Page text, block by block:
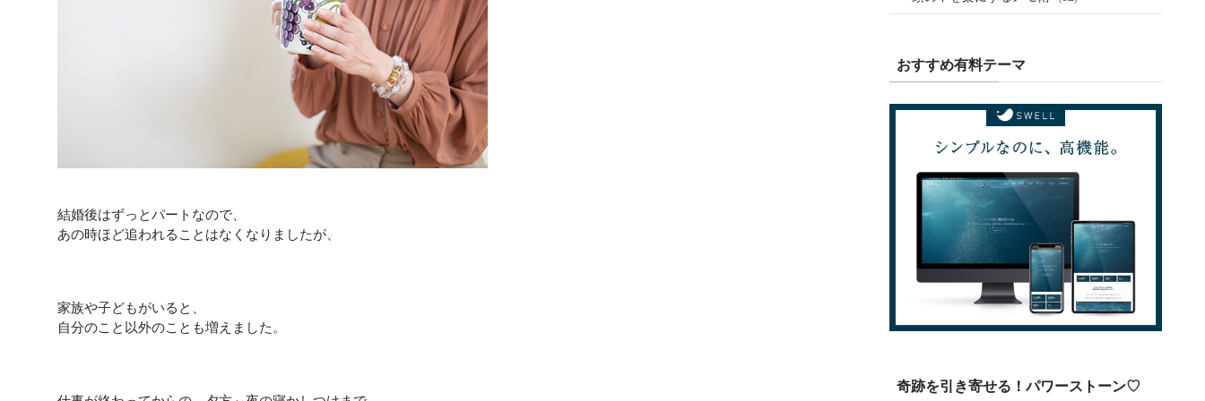
結婚後はずっとパートなので、
あの時ほど追われることはなくなりましたが、
家族や子どもがいると、
自分のこと以外のことも増えました。
おすすめ有料テーマ
奇跡を引き寄せる！パワーストーン♡